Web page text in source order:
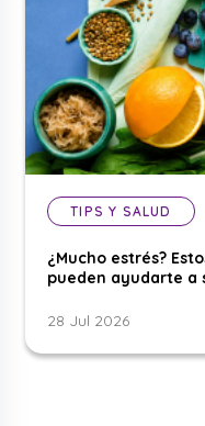
TIPS Y SALUD
¿Mucho estrés?
pueden ayudarte a
28 Jul 2026